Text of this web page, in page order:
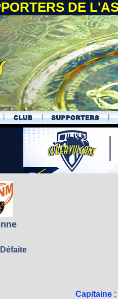
DE
Capitaine :